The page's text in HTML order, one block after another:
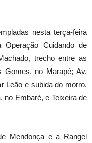
nesta terça-feira
Cuidando de
trecho entre as
Gomes, no Marapé; Av.
Leão e subida do morro,
no Embaré, e Teixeira de
Mendonça e a Rangel